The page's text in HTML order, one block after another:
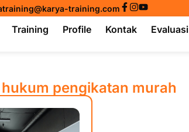
training.com
Training Profile Kontak Evaluasi
pengikatan murah